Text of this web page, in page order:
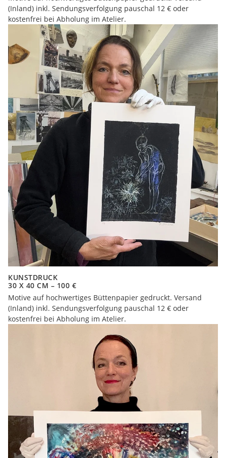
(Inland) inkl. Sendungsverfolgung pauschal 12 € oder
kostenfrei bei Abholung im Atelier.
KUNSTDRUCK
30 X 40 CM – 100 €
Motive auf hochwertiges Büttenpapier gedruckt. Versand
(Inland) inkl. Sendungsverfolgung pauschal 12 € oder
kostenfrei bei Abholung im Atelier.